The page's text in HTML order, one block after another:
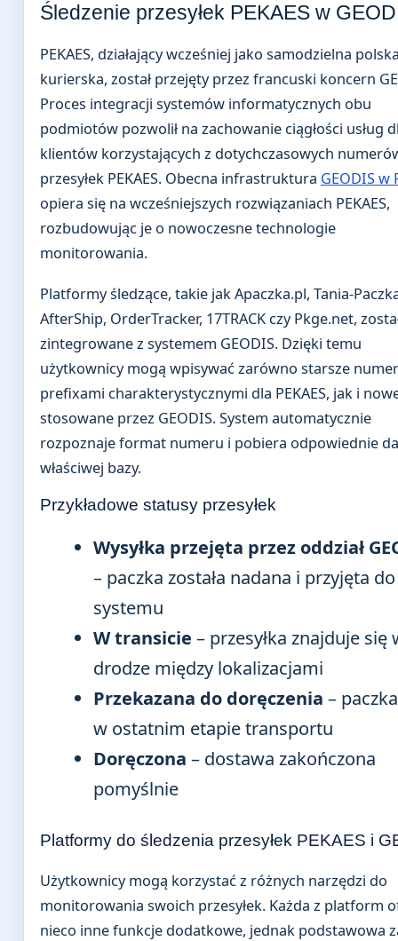
Śledzenie przesyłek PEKAES w
PEKAES, działający wcześniej jako samodzielna
kurierska, został przejęty przez francuski koncern
Proces integracji systemów informatycznych obu
podmiotów pozwolił na zachowanie ciągłości usług
klientów korzystających z dotychczasowych
przesyłek PEKAES. Obecna infrastruktura GEODIS w
opiera się na wcześniejszych rozwiązaniach PEKAES,
rozbudowując je o nowoczesne technologie
monitorowania.
Platformy śledzące, takie jak Apaczka.pl, Tania-
AfterShip, OrderTracker, 17TRACK czy Pkge.net,
zintegrowane z systemem GEODIS. Dzięki temu
użytkownicy mogą wpisywać zarówno starsze
prefixami charakterystycznymi dla PEKAES, jak i
stosowane przez GEODIS. System automatycznie
rozpoznaje format numeru i pobiera odpowiednie
właściwej bazy.
Przykładowe statusy przesyłek
Wysyłka przejęta przez oddział
– paczka została nadana i przyjęta do
systemu
W transicie – przesyłka znajduje się
drodze między lokalizacjami
Przekazana do doręczenia –
w ostatnim etapie transportu
Doręczona – dostawa zakończona
pomyślnie
Platformy do śledzenia przesyłek PEKAES i
Użytkownicy mogą korzystać z różnych narzędzi do
monitorowania swoich przesyłek. Każda z platform
nieco inne funkcje dodatkowe, jednak podstawowa